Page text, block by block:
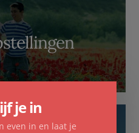
je in
even in en laat je